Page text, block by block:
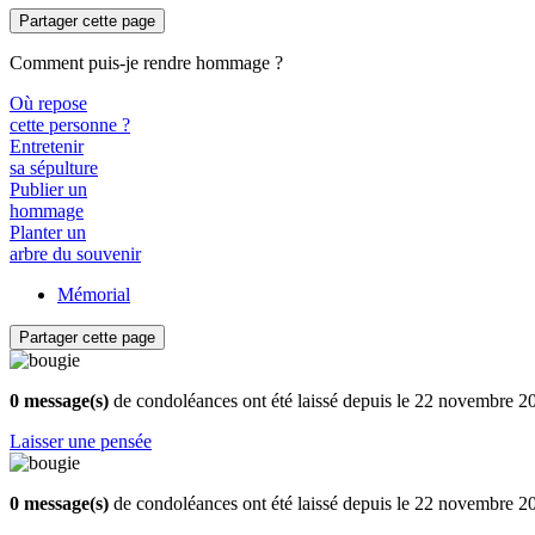
Partager cette page
Comment puis-je rendre hommage ?
Où repose
cette personne ?
Entretenir
sa sépulture
Publier un
hommage
Planter un
arbre du souvenir
Mémorial
Partager cette page
0 message(s) de condoléances ont été laissé depuis le 22 novembre
Laisser une pensée
0 message(s) de condoléances ont été laissé depuis le 22 novembre